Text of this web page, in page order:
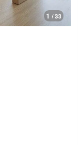
1 / 33